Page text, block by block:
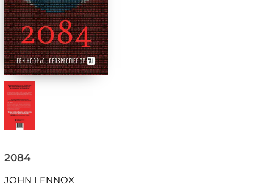
2084
JOHN LENNOX